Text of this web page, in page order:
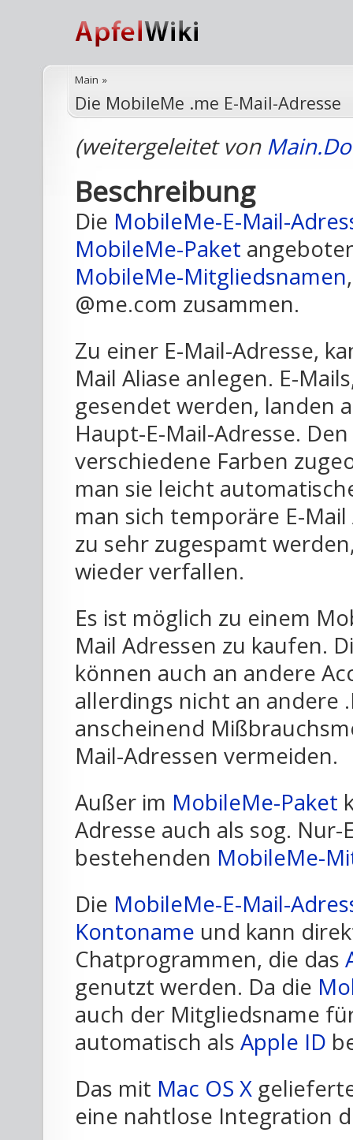
Main »
Die MobileMe .me E-Mail-Adresse
(weitergeleitet von
Beschreibung
Die MobileMe-E-Mail-
MobileMe-Paket
MobileMe-Mitgliedsnamen
@me.com zusammen.
Zu einer E-Mail-Adresse,
Mail Aliase anlegen. E-
gesendet werden, landen
Haupt-E-Mail-Adresse.
verschiedene Farben
man sie leicht
man sich temporäre E-
zu sehr zugespamt
wieder verfallen.
Es ist möglich zu einem
Mail Adressen zu kaufen.
können auch an andere
allerdings nicht an andere
anscheinend
Mail-Adressen vermeiden.
Außer im MobileMe-Paket
Adresse auch als sog.
bestehenden MobileMe-
Die MobileMe-E-Mail-
Kontoname und kann
Chatprogrammen, die das
genutzt werden. Da die
auch der Mitgliedsname
automatisch als Apple ID
Das mit Mac OS X
eine nahtlose Integration